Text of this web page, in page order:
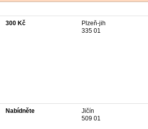
300 Kč
Plzeň-jih
335 01
Nabídněte
Jičín
509 01